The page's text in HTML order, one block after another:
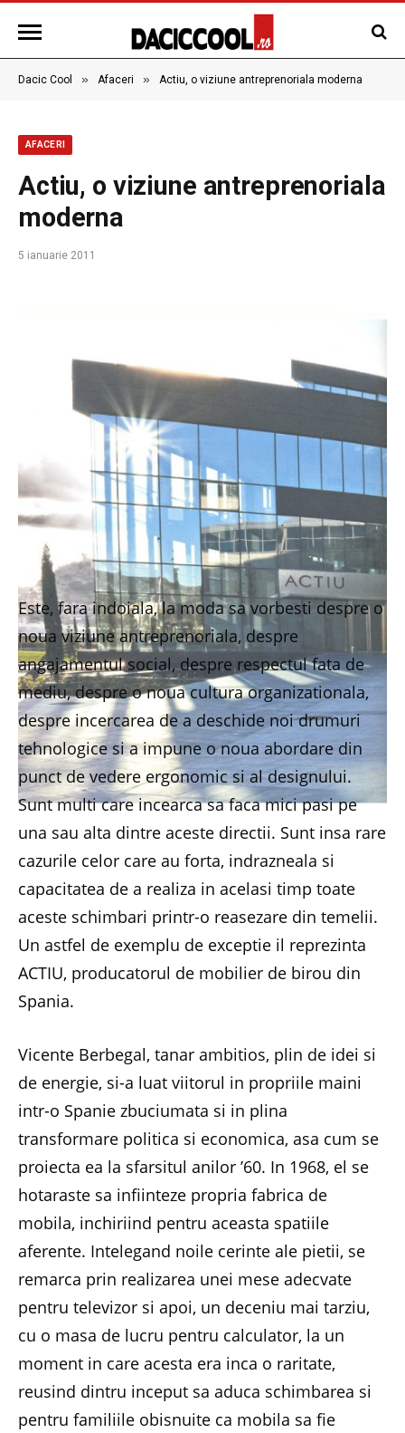
Dacic Cool » Afaceri » Actiu, o viziune antreprenoriala moderna
AFACERI
Actiu, o viziune antreprenoriala
moderna
5 ianuarie 2011
Este, fara indoiala, la moda sa vorbesti despre o
noua viziune antreprenoriala, despre
angajamentul social, despre respectul fata de
mediu, despre o noua cultura organizationala,
despre incercarea de a deschide noi drumuri
tehnologice si a impune o noua abordare din
punct de vedere ergonomic si al designului.
Sunt multi care incearca sa faca mici pasi pe
una sau alta dintre aceste directii. Sunt insa rare
cazurile celor care au forta, indrazneala si
capacitatea de a realiza in acelasi timp toate
aceste schimbari printr-o reasezare din temelii.
Un astfel de exemplu de exceptie il reprezinta
ACTIU, producatorul de mobilier de birou din
Spania.
Vicente Berbegal, tanar ambitios, plin de idei si
de energie, si-a luat viitorul in propriile maini
intr-o Spanie zbuciumata si in plina
transformare politica si economica, asa cum se
proiecta ea la sfarsitul anilor ’60. In 1968, el se
hotaraste sa infiinteze propria fabrica de
mobila, inchiriind pentru aceasta spatiile
aferente. Intelegand noile cerinte ale pietii, se
remarca prin realizarea unei mese adecvate
pentru televizor si apoi, un deceniu mai tarziu,
cu o masa de lucru pentru calculator, la un
moment in care acesta era inca o raritate,
reusind dintru inceput sa aduca schimbarea si
pentru familiile obisnuite ca mobila sa fie